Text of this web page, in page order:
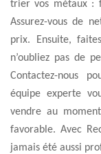
trier vos métaux :
Assurez-vous de
prix. Ensuite,
n’oubliez pas de
Contactez-nous
équipe experte
vendre au
favorable. Avec
jamais été aussi